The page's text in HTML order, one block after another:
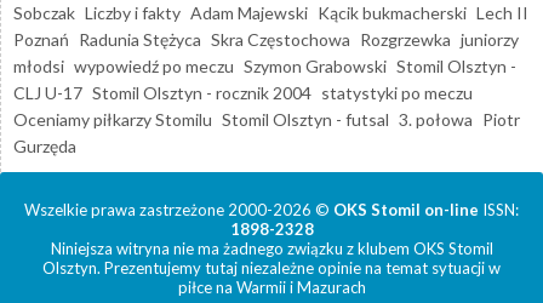
Sobczak Liczby i fakty Adam Majewski Kącik bukmacherski Lech II
Poznań Radunia Stężyca Skra Częstochowa Rozgrzewka juniorzy
młodsi wypowiedź po meczu Szymon Grabowski Stomil Olsztyn -
CLJ U-17 Stomil Olsztyn - rocznik 2004 statystyki po meczu
Oceniamy piłkarzy Stomilu Stomil Olsztyn - futsal 3. połowa Piotr
Gurzęda
Wszelkie prawa zastrzeżone 2000-2026 © OKS Stomil on-line ISSN:
1898-2328
Niniejsza witryna nie ma żadnego związku z klubem OKS Stomil
Olsztyn. Prezentujemy tutaj niezależne opinie na temat sytuacji w
piłce na Warmii i Mazurach